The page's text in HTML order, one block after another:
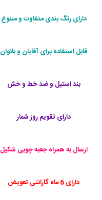
دارای رنگ بندی متفاوت و متنوع
قابل استفاده برای آقایان و بانوان
بند استیل و ضد خط و خش
دارای تقویم روز شمار
ارسال به همراه جعبه چوبی شکیل
دارای 6 ماه گارانتی تعویض